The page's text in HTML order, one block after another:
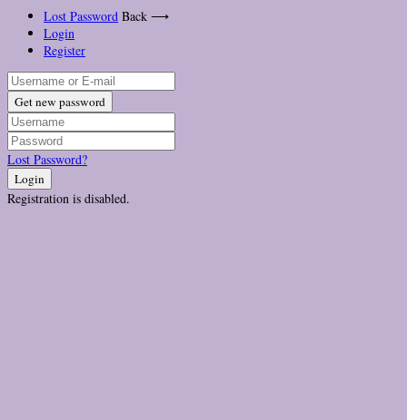
Lost Password Back ⟶
Login
Register
Get new password
Lost Password?
Login
Registration is disabled.